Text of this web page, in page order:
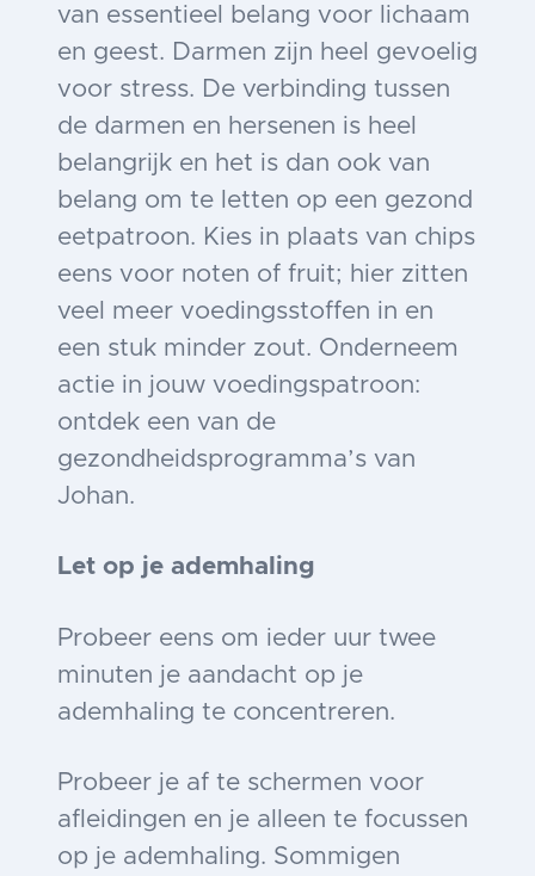
van essentieel belang voor lichaam
en geest. Darmen zijn heel gevoelig
voor stress. De verbinding tussen
de darmen en hersenen is heel
belangrijk en het is dan ook van
belang om te letten op een gezond
eetpatroon. Kies in plaats van chips
eens voor noten of fruit; hier zitten
veel meer voedingsstoffen in en
een stuk minder zout. Onderneem
actie in jouw voedingspatroon:
ontdek een van de
gezondheidsprogramma’s van
Johan.
Let op je ademhaling
Probeer eens om ieder uur twee
minuten je aandacht op je
ademhaling te concentreren.
Probeer je af te schermen voor
afleidingen en je alleen te focussen
op je ademhaling. Sommigen